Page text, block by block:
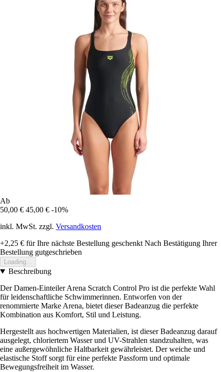
Ab
50,00 € 45,00 € -10%
inkl. MwSt. zzgl. Versandkosten
+2,25 € für Ihre nächste Bestellung geschenkt Nach Bestätigung Ihrer
Bestellung gutgeschrieben
Loading...
Beschreibung
Der Damen-Einteiler Arena Scratch Control Pro ist die perfekte Wahl
für leidenschaftliche Schwimmerinnen. Entworfen von der
renommierte Marke Arena, bietet dieser Badeanzug die perfekte
Kombination aus Komfort, Stil und Leistung.
Hergestellt aus hochwertigen Materialien, ist dieser Badeanzug darauf
ausgelegt, chloriertem Wasser und UV-Strahlen standzuhalten, was
eine außergewöhnliche Haltbarkeit gewährleistet. Der weiche und
elastische Stoff sorgt für eine perfekte Passform und optimale
Bewegungsfreiheit im Wasser.